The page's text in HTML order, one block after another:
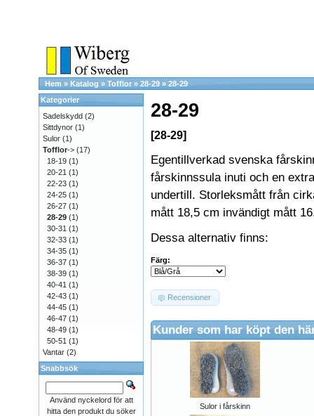
Hem » Katalog » Tofflor » 28-29 » 28-29
28-29
[28-29]
Egentillverkad svenska
fårskinnssula inuti och en
undertill. Storleksmått från
mått 18,5 cm invändigt mått
Dessa alternativ finns:
Färg:
Recensioner
Kunder som har köpt den
Sulor i fårskinn
Kategorier
Sadelskydd (2)
Sittdynor (1)
Sulor (1)
Tofflor-> (17)
18-19 (1)
20-21 (1)
22-23 (1)
24-25 (1)
26-27 (1)
28-29 (1)
30-31 (1)
32-33 (1)
34-35 (1)
36-37 (1)
38-39 (1)
40-41 (1)
42-43 (1)
44-45 (1)
46-47 (1)
48-49 (1)
50-51 (1)
Vantar (2)
Snabbsök
Använd nyckelord för att
hitta den produkt du söker